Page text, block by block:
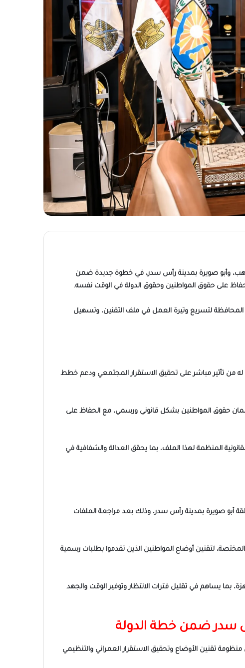
وأبو صويرة بمدينة رأس سدر، في خطوة جديدة ضمن
على حقوق المواطنين وحقوق الدولة في الوقت نفسه.
لتسريع وتيرة العمل في ملف التقنين، وتسهيل
له من تأثير مباشر على تحقيق الاستقرار المجتمعي ودعم خطط
وضمان حقوق المواطنين بشكل قانوني ورسمي، مع الحفاظ على
المنظمة لهذا الملف، بما يحقق العدالة والشفافية في
أبو صويرة بمدينة رأس سدر، وذلك بعد مراجعة الملفات
لتقنين أوضاع المواطنين الذين تقدموا بطلبات رسمية
بما يساهم في تقليل فترات الانتظار وتوفير الوقت والجهد
سدر ضمن خطة الدولة
تقنين الأوضاع وتحقيق الاستقرار العمراني والتنظيمي